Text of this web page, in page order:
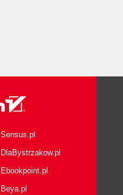
Sensus.pl
DlaBystrzakow.pl
Ebookpoint.pl
Beya.pl